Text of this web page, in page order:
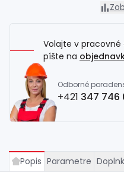
Volajte v pracovné
píšte na
Odborné
+421 347 746
Popis Parametre